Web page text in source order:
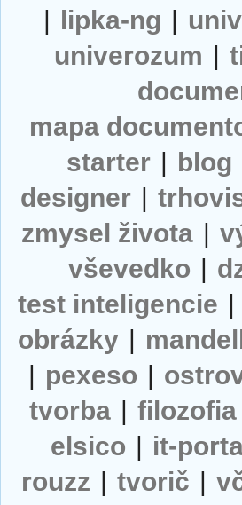
| lipka-ng |
univerozum |
mapa
starter | blog
designer |
zmysel života |
vševedko |
test inteligencie |
obrázky |
| pexeso |
tvorba | filozofia
elsico | it-
rouzz | tvorič |